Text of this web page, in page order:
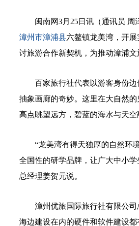
闽南网3月25日讯（通讯员 周
漳州市漳浦县六鳌镇龙美湾，开
讨旅游合作新契机，为推动漳浦文
百家旅行社代表以游客身份边
抽象画廊的奇妙。这里在大自然
高点眺望远方，碧蓝的海水与天
“龙美湾有得天独厚的自然环境
全国性的研学品牌，让广大中小
总经理姜贺元说。
漳州优旅国际旅行社有限公司
海边建设在内的硬件和软件建设